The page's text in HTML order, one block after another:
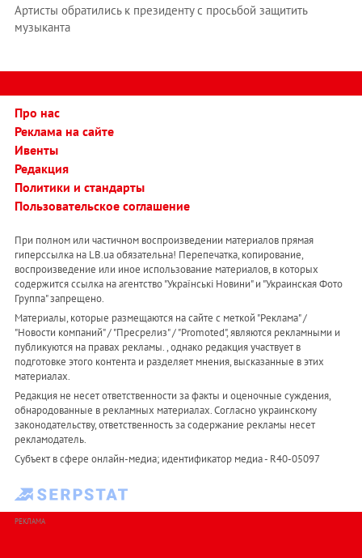
Артисты обратились к президенту с просьбой защитить
музыканта
Про нас
Реклама на сайте
Ивенты
Редакция
Политики и стандарты
Пользовательское соглашение
При полном или частичном воспроизведении материалов прямая
гиперссылка на LB.ua обязательна! Перепечатка, копирование,
воспроизведение или иное использование материалов, в которых
содержится ссылка на агентство "Українськi Новини" и "Украинская Фото
Группа" запрещено.
Материалы, которые размещаются на сайте с меткой "Реклама" /
"Новости компаний" / "Пресрелиз" / "Promoted", являются рекламными и
публикуются на правах рекламы. , однако редакция участвует в
подготовке этого контента и разделяет мнения, высказанные в этих
материалах.
Редакция не несет ответственности за факты и оценочные суждения,
обнародованные в рекламных материалах. Согласно украинскому
законодательству, ответственность за содержание рекламы несет
рекламодатель.
Субъект в сфере онлайн-медиа; идентификатор медиа - R40-05097
РЕКЛАМА